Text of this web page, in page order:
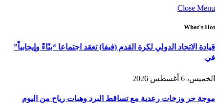
Close Menu
What's Hot
قيادة الاتحاد الدولي لكرة القدم (فيفا) تعقد اجتماعا “بنّاءً وإيجابياً”
في
الخميس، 6 أغسطس 2026
موجة حر وزخات رعدية مع تساقط البرد وهبات رياح من اليوم